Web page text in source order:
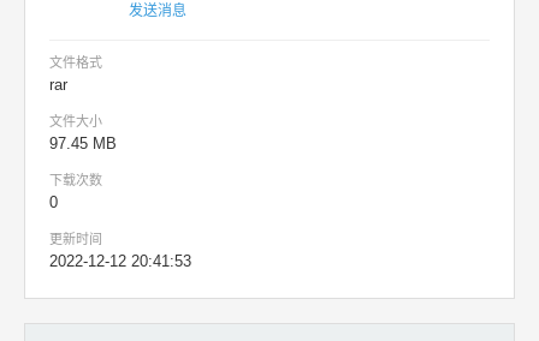
发送消息
文件格式
rar
文件大小
97.45 MB
下载次数
0
更新时间
2022-12-12 20:41:53